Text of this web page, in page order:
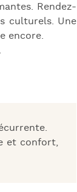
Rendez-
culturels. Une
encore.
et confort,